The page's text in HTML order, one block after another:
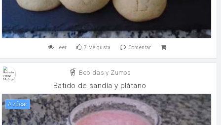
Leer 7 Me gusta Comentar
Bebidas y Zumos
Batido de sandía y plátano
Azúcar